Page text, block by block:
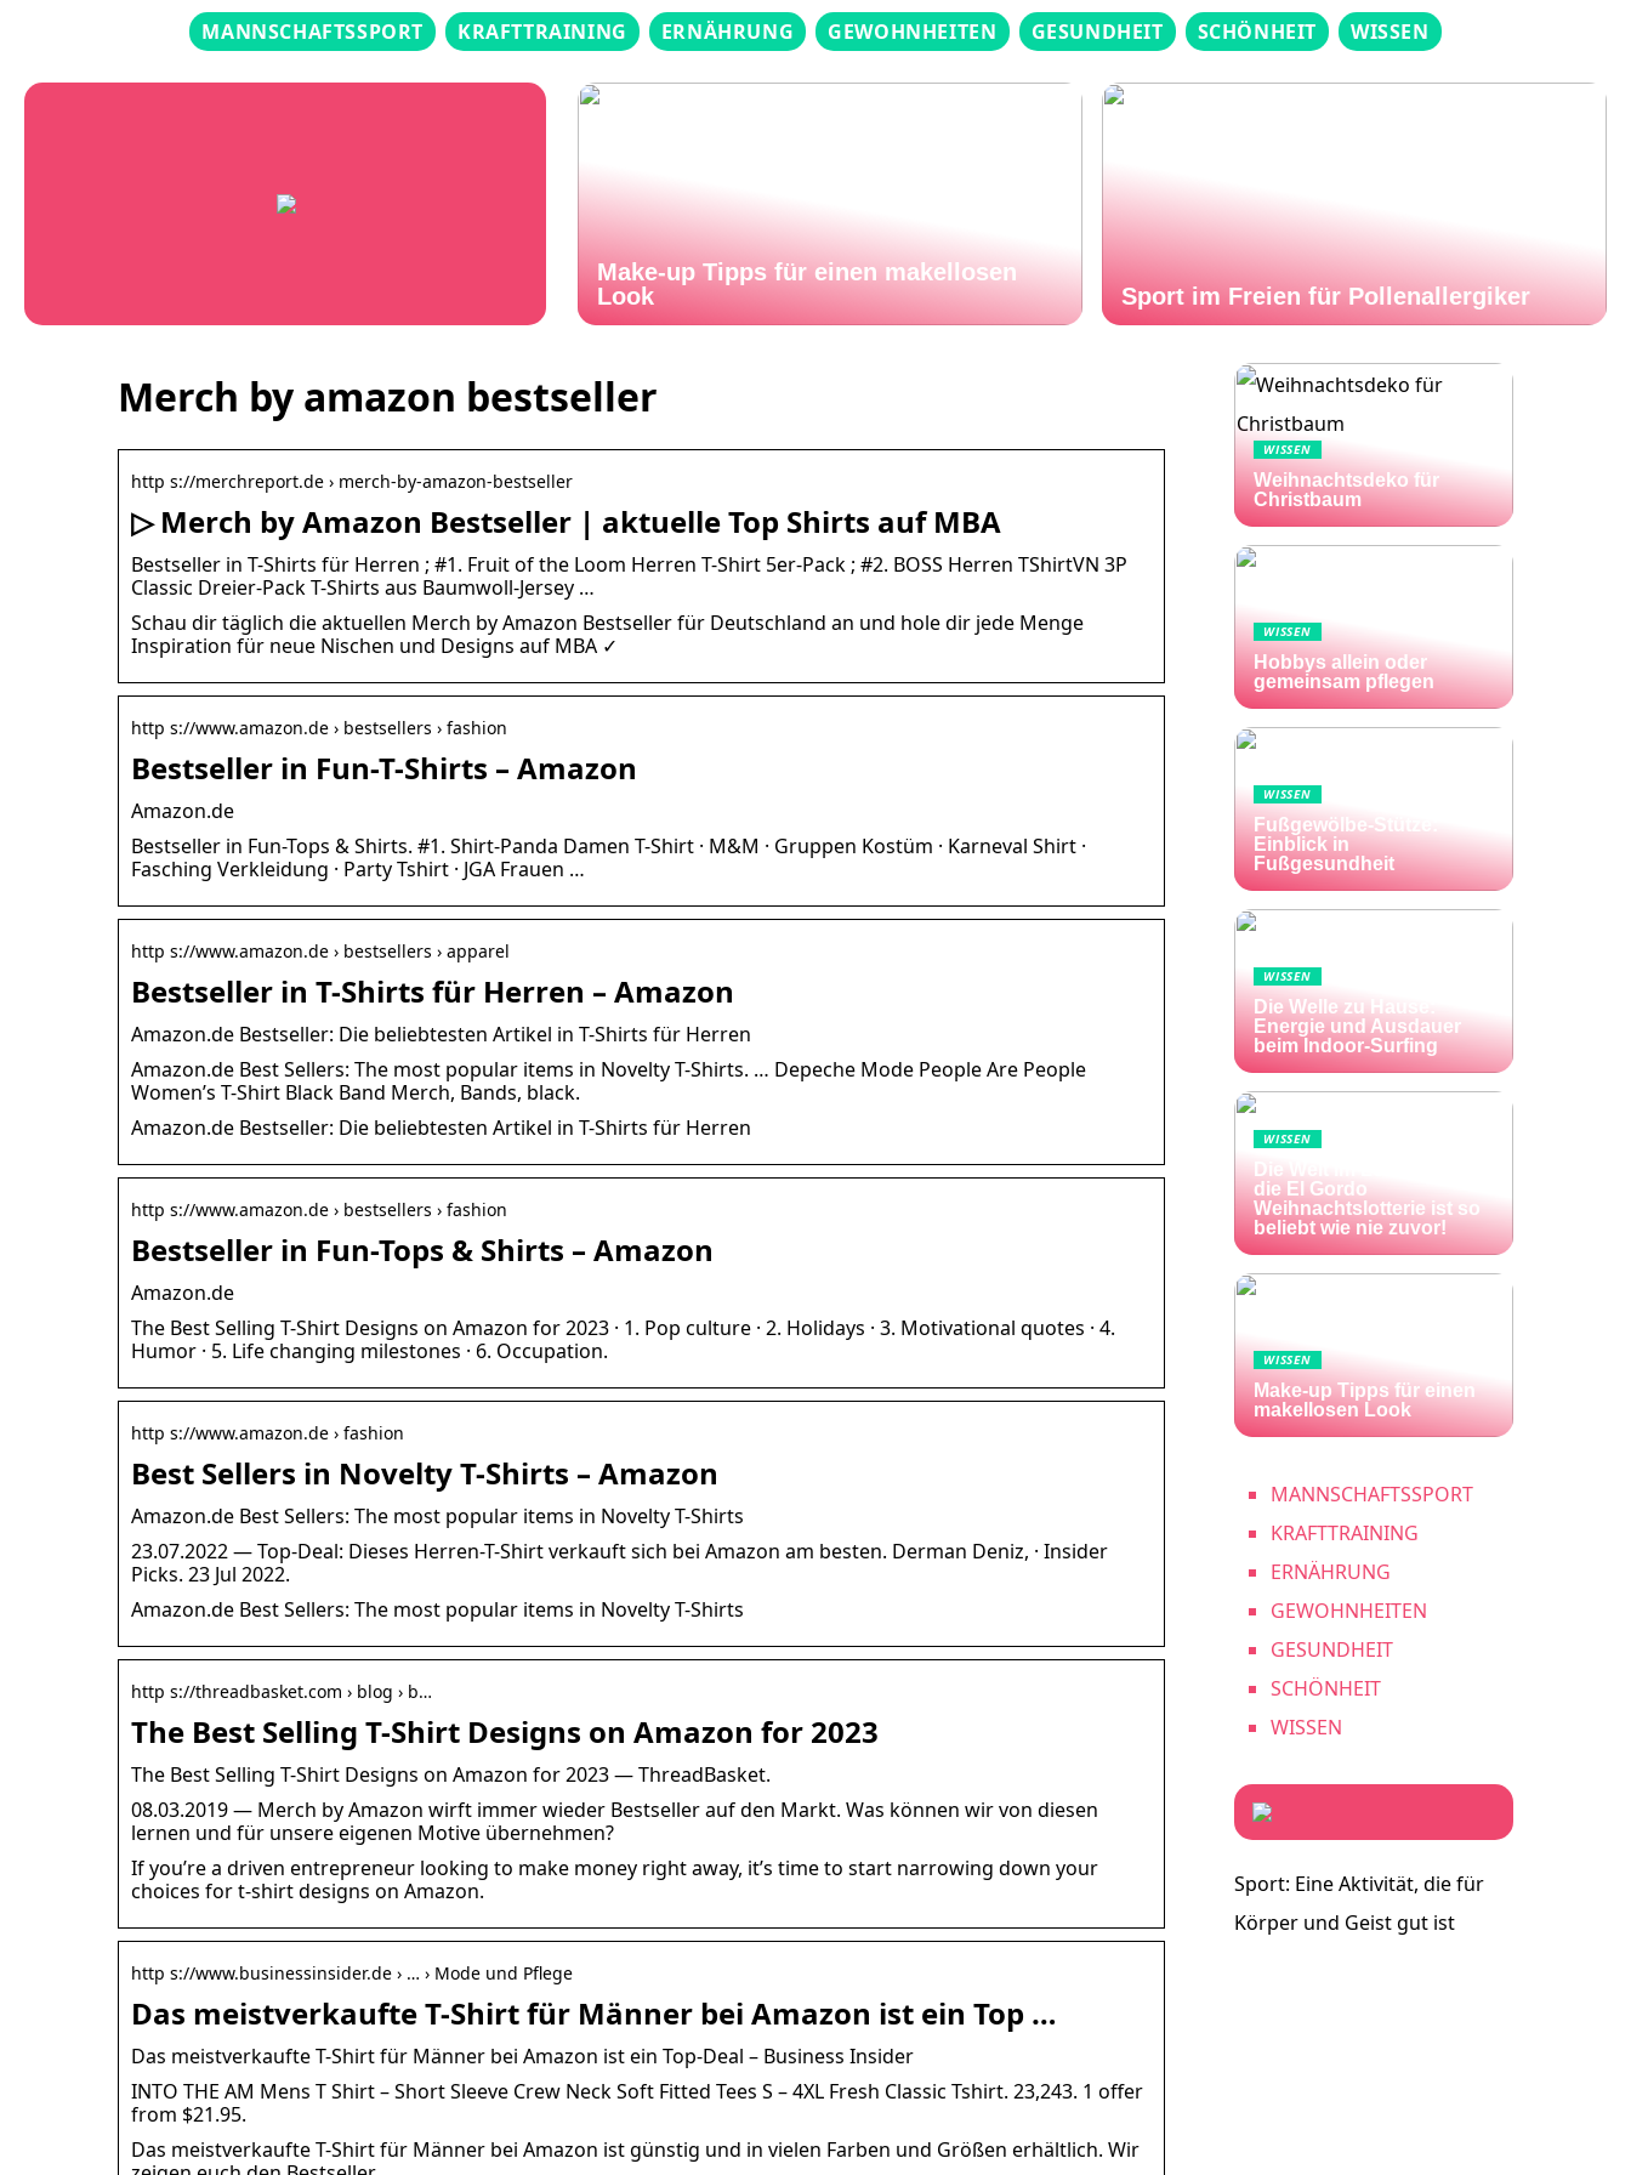
MANNSCHAFTSSPORT KRAFTTRAINING ERNÄHRUNG GEWOHNHEITEN GESUNDHEIT SCHÖNHEIT WISSEN
Make-up Tipps für einen makellosen
Look
Sport im Freien für Pollenallergiker
Merch by amazon bestseller
http s://merchreport.de › merch-by-amazon-bestseller
▷ Merch by Amazon Bestseller | aktuelle Top Shirts auf MBA
Bestseller in T-Shirts für Herren ; #1. Fruit of the Loom Herren T-Shirt 5er-Pack ; #2. BOSS Herren TShirtVN 3P
Classic Dreier-Pack T-Shirts aus Baumwoll-Jersey …
Schau dir täglich die aktuellen Merch by Amazon Bestseller für Deutschland an und hole dir jede Menge
Inspiration für neue Nischen und Designs auf MBA ✓
http s://www.amazon.de › bestsellers › fashion
Bestseller in Fun-T-Shirts – Amazon
Amazon.de
Bestseller in Fun-Tops & Shirts. #1. Shirt-Panda Damen T-Shirt · M&M · Gruppen Kostüm · Karneval Shirt ·
Fasching Verkleidung · Party Tshirt · JGA Frauen …
http s://www.amazon.de › bestsellers › apparel
Bestseller in T-Shirts für Herren – Amazon
Amazon.de Bestseller: Die beliebtesten Artikel in T-Shirts für Herren
Amazon.de Best Sellers: The most popular items in Novelty T-Shirts. … Depeche Mode People Are People
Women’s T-Shirt Black Band Merch, Bands, black.
Amazon.de Bestseller: Die beliebtesten Artikel in T-Shirts für Herren
http s://www.amazon.de › bestsellers › fashion
Bestseller in Fun-Tops & Shirts – Amazon
Amazon.de
The Best Selling T-Shirt Designs on Amazon for 2023 · 1. Pop culture · 2. Holidays · 3. Motivational quotes · 4.
Humor · 5. Life changing milestones · 6. Occupation.
http s://www.amazon.de › fashion
Best Sellers in Novelty T-Shirts – Amazon
Amazon.de Best Sellers: The most popular items in Novelty T-Shirts
23.07.2022 — Top-Deal: Dieses Herren-T-Shirt verkauft sich bei Amazon am besten. Derman Deniz, · Insider
Picks. 23 Jul 2022.
Amazon.de Best Sellers: The most popular items in Novelty T-Shirts
http s://threadbasket.com › blog › b…
The Best Selling T-Shirt Designs on Amazon for 2023
The Best Selling T-Shirt Designs on Amazon for 2023 — ThreadBasket.
08.03.2019 — Merch by Amazon wirft immer wieder Bestseller auf den Markt. Was können wir von diesen
lernen und für unsere eigenen Motive übernehmen?
If you’re a driven entrepreneur looking to make money right away, it’s time to start narrowing down your
choices for t-shirt designs on Amazon.
http s://www.businessinsider.de › … › Mode und Pflege
Das meistverkaufte T-Shirt für Männer bei Amazon ist ein Top …
Das meistverkaufte T-Shirt für Männer bei Amazon ist ein Top-Deal – Business Insider
INTO THE AM Mens T Shirt – Short Sleeve Crew Neck Soft Fitted Tees S – 4XL Fresh Classic Tshirt. 23,243. 1 offer
from $21.95.
Das meistverkaufte T-Shirt für Männer bei Amazon ist günstig und in vielen Farben und Größen erhältlich. Wir
WISSEN
Weihnachtsdeko für
Christbaum
WISSEN
Hobbys allein oder
gemeinsam pflegen
WISSEN
Fußgewölbe-Stütze:
Einblick in
Fußgesundheit
WISSEN
Die Welle zu Hause:
Energie und Ausdauer
beim Indoor-Surfing
WISSEN
Die Welt im Lotto-Fieber –
die El Gordo
Weihnachtslotterie ist so
beliebt wie nie zuvor!
WISSEN
Make-up Tipps für einen
makellosen Look
MANNSCHAFTSSPORT
KRAFTTRAINING
ERNÄHRUNG
GEWOHNHEITEN
GESUNDHEIT
SCHÖNHEIT
WISSEN
Sport: Eine Aktivität, die für
Körper und Geist gut ist